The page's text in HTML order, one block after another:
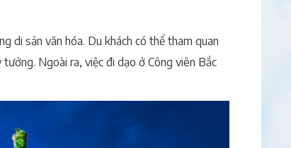
di sản văn hóa. Du khách có thể tham quan
Ngoài ra, việc đi dạo ở Công viên Bắc